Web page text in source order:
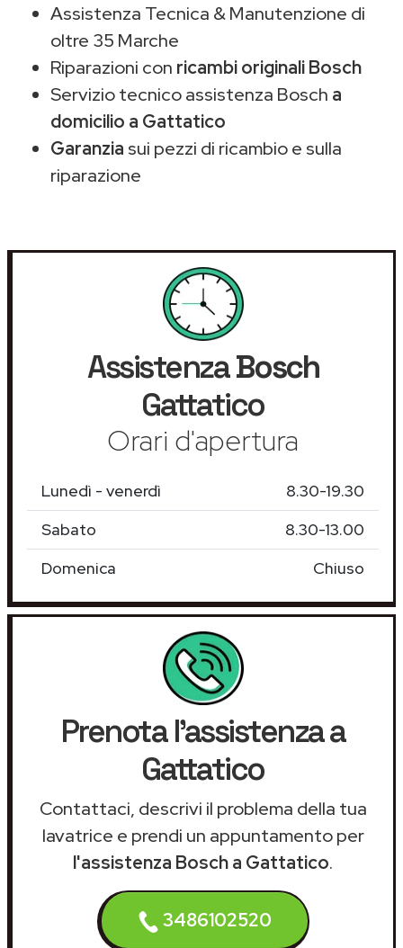
Assistenza Tecnica & Manutenzione di
oltre 35 Marche
Riparazioni con ricambi originali Bosch
Servizio tecnico assistenza Bosch a
domicilio a Gattatico
Garanzia sui pezzi di ricambio e sulla
riparazione
AssistenzaBosch
Gattatico
Orari d'apertura
Lunedì - venerdì
8.30-19.30
Sabato
8.30-13.00
Domenica
Chiuso
Prenota l'assistenza a
Gattatico
Contattaci, descrivi il problema della tua
lavatrice e prendi un appuntamento per
l'assistenza Bosch a Gattatico.
3486102520